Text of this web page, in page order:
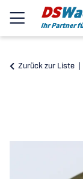
Zurück zur Liste